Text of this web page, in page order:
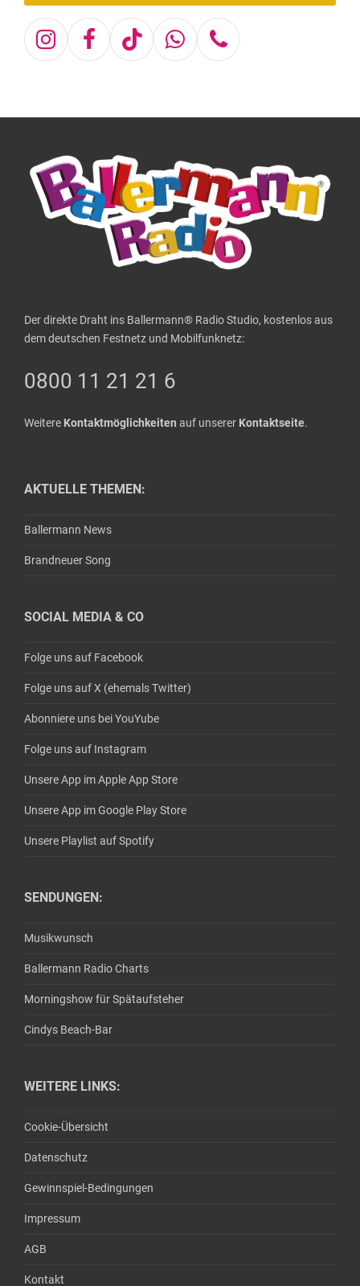
Instagram
Facebook
TiktokWhatsapp
Telefon
Der direkte Draht ins Ballermann® Radio Studio, kostenlos aus
dem deutschen Festnetz und Mobilfunknetz:
0800 11 21 21 6
Weitere Kontaktmöglichkeiten auf unserer Kontaktseite.
AKTUELLE THEMEN:
Ballermann News
Brandneuer Song
SOCIAL MEDIA & CO
Folge uns auf Facebook
Folge uns auf X (ehemals Twitter)
Abonniere uns bei YouYube
Folge uns auf Instagram
Unsere App im Apple App Store
Unsere App im Google Play Store
Unsere Playlist auf Spotify
SENDUNGEN:
Musikwunsch
Ballermann Radio Charts
Morningshow für Spätaufsteher
Cindys Beach-Bar
WEITERE LINKS:
Cookie-Übersicht
Datenschutz
Gewinnspiel-Bedingungen
Impressum
AGB
Kontakt